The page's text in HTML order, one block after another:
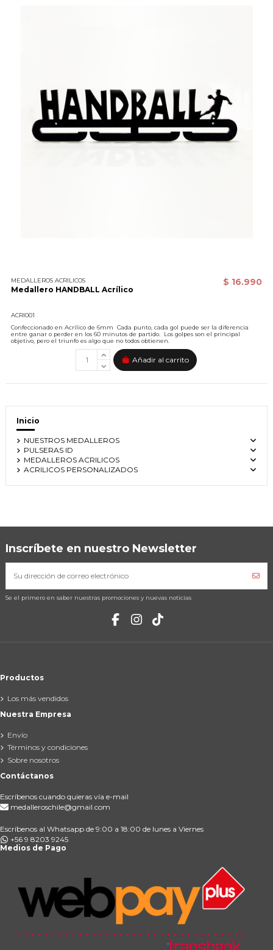
MEDALLEROS ACRILICOS
Medallero HANDBALL Acrílico
ACRI001
$ 16.990
Confeccionado en Acrílico de 6mm Cada punto, cada gol puede ser la diferencia
entre ganar o perder en los 60 minutos de partido. Los golpes son el principal
objetivo, pero el triunfo es algo que no todos obtienen.
Añadir al carrito
Inicio
NUESTROS MEDALLEROS
PULSERAS ID
MEDALLEROS ACRILICOS
ACRILICOS PERSONALIZADOS
Inscríbete en nuestro Newsletter
Se el primero en saber nuestras promociones y nuevas noticias
Productos
Los más vendidos
Nuestra Empresa
Envío
Términos y condiciones
Sobre nosotros
Contáctanos
Escríbenos cuando quieras vía e-mail
medalleroschile@gmail.com
Escríbenos al Whatsapp de 9:00 a 18:00 de lunes a Viernes
+56 9 8203 9245
Medios de Pago